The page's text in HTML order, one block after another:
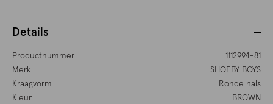
Details
Productnummer
1112994-81
Merk
SHOEBY BOYS
Kraagvorm
Ronde hals
Kleur
BROWN